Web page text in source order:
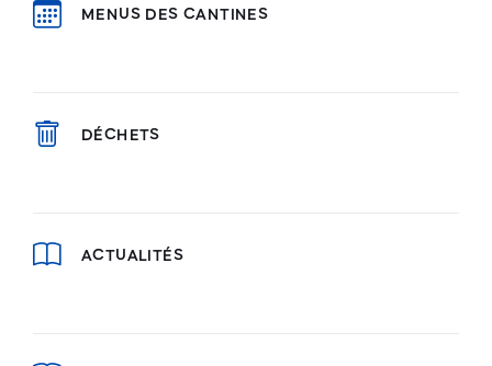
MENUS DES CANTINES
DÉCHETS
ACTUALITÉS